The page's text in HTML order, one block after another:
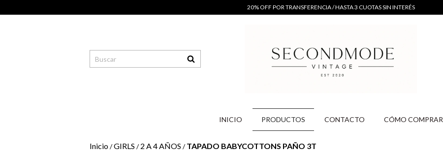
20% OFF POR TRANSFERENCIA / HASTA 3 CUOTAS SIN INTERÉS
INICIO PRODUCTOS CONTACTO CÓMO COMPRAR
Inicio/GIRLS / 2 A 4 AÑOS / TAPADO BABYCOTTONS PAÑO 3T